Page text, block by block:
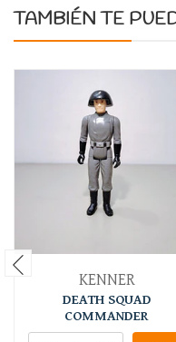
TAMBIÉN TE
KENNER
DEATH SQUAD
COMMANDER